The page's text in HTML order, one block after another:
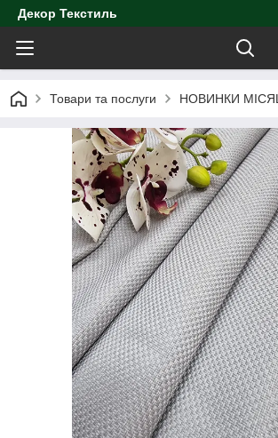
Декор Текстиль
Товари та послуги НОВИНКИ